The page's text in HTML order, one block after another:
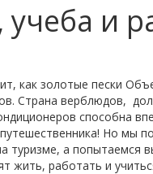
и
как золотые пески
Страна верблюдов,
способна
Но мы
туризме, а попытаемся
жить, работать и